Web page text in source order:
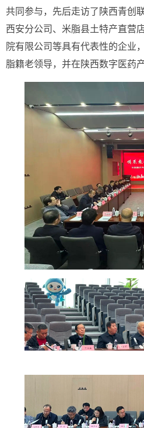
共同参与，先后走访了陕西青创
西安分公司、米脂县土特产直营
院有限公司等具有代表性的企业
脂籍老领导，并在陕西数字医药